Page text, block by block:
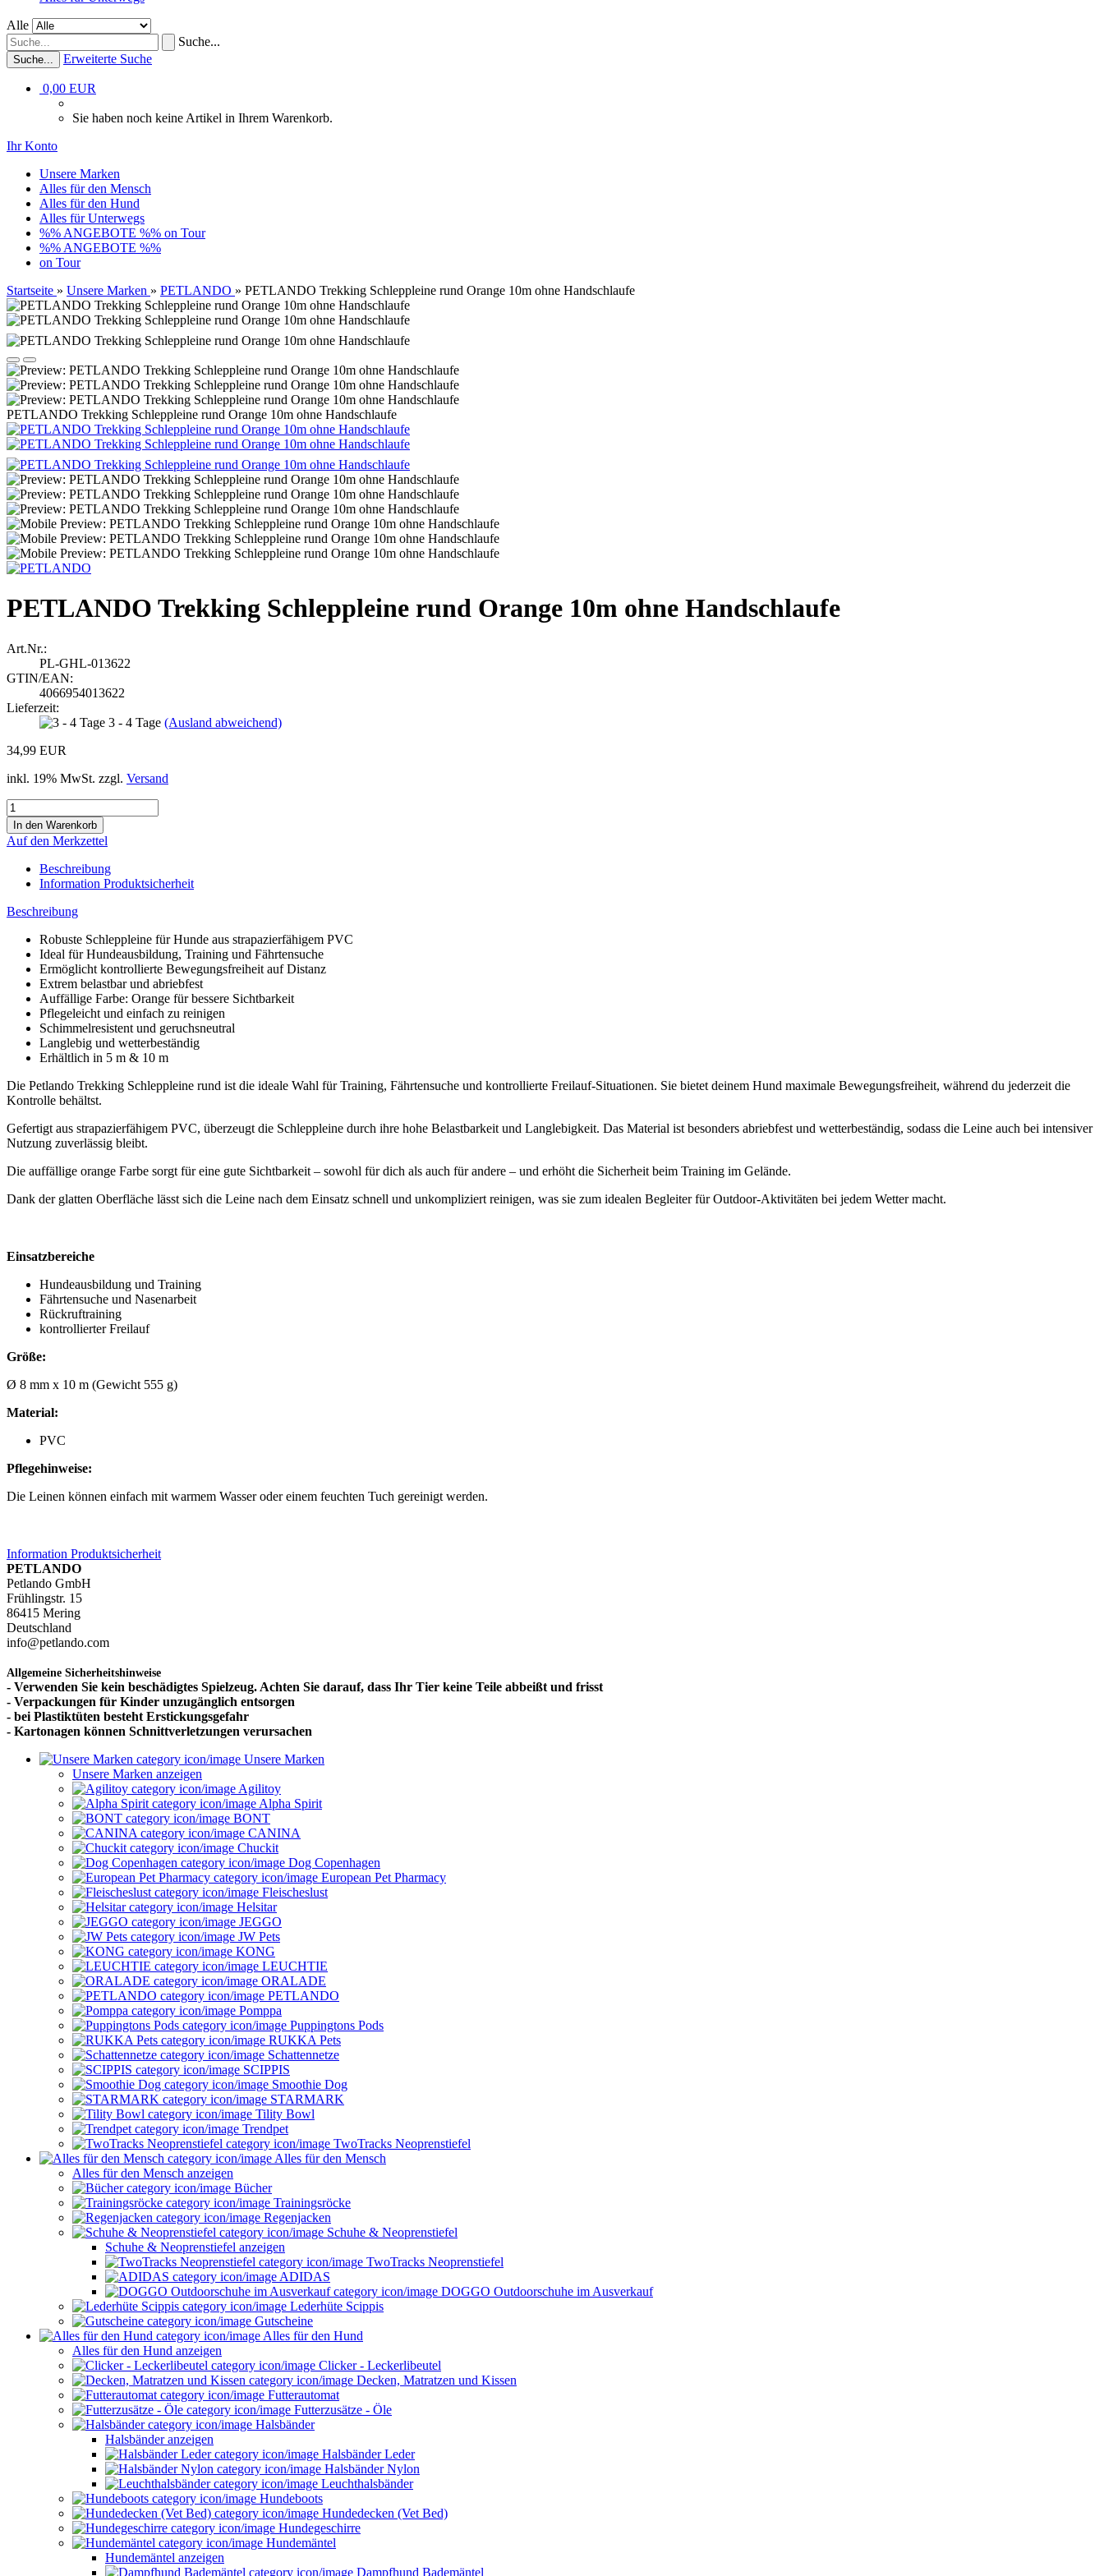
Alle
Suche...
Suche... Erweiterte Suche
0,00 EUR
Sie haben noch keine Artikel in Ihrem Warenkorb.
Ihr Konto
Unsere Marken
Alles für den Mensch
Alles für den Hund
Alles für Unterwegs
%% ANGEBOTE %% on Tour
%% ANGEBOTE %%
on Tour
Startseite » Unsere Marken » PETLANDO » PETLANDO Trekking Schleppleine rund Orange 10m ohne Handschlaufe
PETLANDO Trekking Schleppleine rund Orange 10m ohne Handschlaufe
PETLANDO Trekking Schleppleine rund Orange 10m ohne Handschlaufe
Art.Nr.:
PL-GHL-013622
GTIN/EAN:
4066954013622
Lieferzeit:
3 - 4 Tage (Ausland abweichend)
34,99 EUR
inkl. 19% MwSt. zzgl. Versand
Auf den Merkzettel
Beschreibung
Information Produktsicherheit
Beschreibung
Robuste Schleppleine für Hunde aus strapazierfähigem PVC
Ideal für Hundeausbildung, Training und Fährtensuche
Ermöglicht kontrollierte Bewegungsfreiheit auf Distanz
Extrem belastbar und abriebfest
Auffällige Farbe: Orange für bessere Sichtbarkeit
Pflegeleicht und einfach zu reinigen
Schimmelresistent und geruchsneutral
Langlebig und wetterbeständig
Erhältlich in 5 m & 10 m
Die Petlando Trekking Schleppleine rund ist die ideale Wahl für Training, Fährtensuche und kontrollierte Freilauf-Situationen. Sie bietet deinem Hund maximale Bewegungsfreiheit, während du jederzeit die
Kontrolle behältst.
Gefertigt aus strapazierfähigem PVC, überzeugt die Schleppleine durch ihre hohe Belastbarkeit und Langlebigkeit. Das Material ist besonders abriebfest und wetterbeständig, sodass die Leine auch bei intensiver
Nutzung zuverlässig bleibt.
Die auffällige orange Farbe sorgt für eine gute Sichtbarkeit – sowohl für dich als auch für andere – und erhöht die Sicherheit beim Training im Gelände.
Dank der glatten Oberfläche lässt sich die Leine nach dem Einsatz schnell und unkompliziert reinigen, was sie zum idealen Begleiter für Outdoor-Aktivitäten bei jedem Wetter macht.
Einsatzbereiche
Hundeausbildung und Training
Fährtensuche und Nasenarbeit
Rückruftraining
kontrollierter Freilauf
Größe:
Ø 8 mm x 10 m (Gewicht 555 g)
Material:
PVC
Pflegehinweise:
Die Leinen können einfach mit warmem Wasser oder einem feuchten Tuch gereinigt werden.
Information Produktsicherheit
PETLANDO
Petlando GmbH
Frühlingstr. 15
86415 Mering
Deutschland
info@petlando.com
Allgemeine Sicherheitshinweise
- Verwenden Sie kein beschädigtes Spielzeug. Achten Sie darauf, dass Ihr Tier keine Teile abbeißt und frisst
- Verpackungen für Kinder unzugänglich entsorgen
- bei Plastiktüten besteht Erstickungsgefahr
- Kartonagen können Schnittverletzungen verursachen
Unsere Marken
Unsere Marken anzeigen
Agilitoy
Alpha Spirit
BONT
CANINA
Chuckit
Dog Copenhagen
European Pet Pharmacy
Fleischeslust
Helsitar
JEGGO
JW Pets
KONG
LEUCHTIE
ORALADE
PETLANDO
Pomppa
Puppingtons Pods
RUKKA Pets
Schattennetze
SCIPPIS
Smoothie Dog
STARMARK
Tility Bowl
Trendpet
TwoTracks Neoprenstiefel
Alles für den Mensch
Alles für den Mensch anzeigen
Bücher
Trainingsröcke
Regenjacken
Schuhe & Neoprenstiefel
Schuhe & Neoprenstiefel anzeigen
TwoTracks Neoprenstiefel
ADIDAS
DOGGO Outdoorschuhe im Ausverkauf
Lederhüte Scippis
Gutscheine
Alles für den Hund
Alles für den Hund anzeigen
Clicker - Leckerlibeutel
Decken, Matratzen und Kissen
Futterautomat
Futterzusätze - Öle
Halsbänder
Halsbänder anzeigen
Halsbänder Leder
Halsbänder Nylon
Leuchthalsbänder
Hundeboots
Hundedecken (Vet Bed)
Hundegeschirre
Hundemäntel
Hundemäntel anzeigen
Dampfhund Bademäntel